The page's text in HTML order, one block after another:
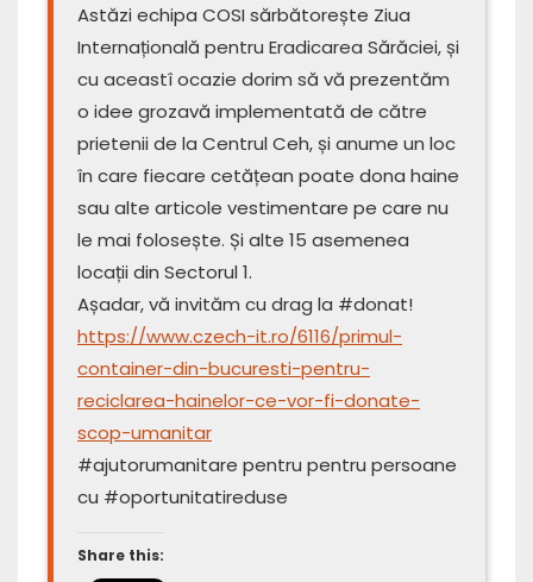
Astăzi echipa COSI sărbătorește Ziua
Internațională pentru Eradicarea Sărăciei, și
cu aceastî ocazie dorim să vă prezentăm
o idee grozavă implementată de către
prietenii de la Centrul Ceh, și anume un loc
în care fiecare cetățean poate dona haine
sau alte articole vestimentare pe care nu
le mai folosește. Și alte 15 asemenea
locații din Sectorul 1.
Așadar, vă invităm cu drag la #donat!
https://www.czech-it.ro/6116/primul-
container-din-bucuresti-pentru-
reciclarea-hainelor-ce-vor-fi-donate-
scop-umanitar
#ajutorumanitare pentru pentru persoane
cu #oportunitatireduse
Share this: